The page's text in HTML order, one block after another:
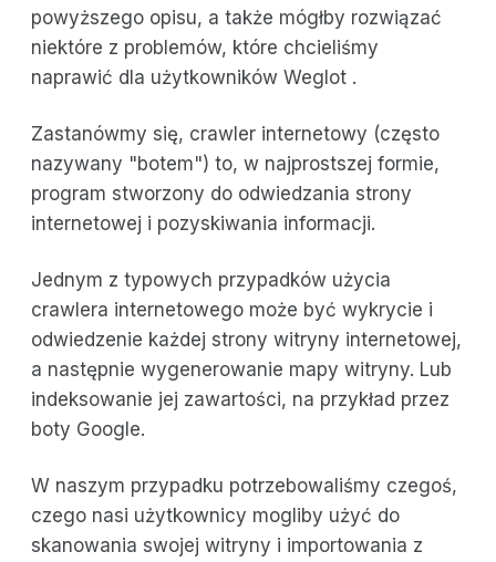
powyższego opisu, a także mógłby rozwiązać
niektóre z problemów, które chcieliśmy
naprawić dla użytkowników Weglot .
Zastanówmy się, crawler internetowy (często
nazywany "botem") to, w najprostszej formie,
program stworzony do odwiedzania strony
internetowej i pozyskiwania informacji.
Jednym z typowych przypadków użycia
crawlera internetowego może być wykrycie i
odwiedzenie każdej strony witryny internetowej,
a następnie wygenerowanie mapy witryny. Lub
indeksowanie jej zawartości, na przykład przez
boty Google.
W naszym przypadku potrzebowaliśmy czegoś,
czego nasi użytkownicy mogliby użyć do
skanowania swojej witryny i importowania z